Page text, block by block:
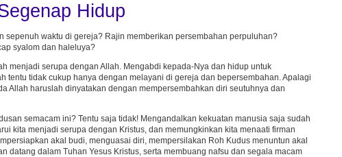
Hidup
waktu di gereja? Rajin memberikan persembahan perpuluhan?
syalom dan haleluya?
menjadi serupa dengan Allah. Mengabdi kepada-Nya dan hidup untuk
tidak cukup hanya dengan melayani di gereja dan bepersembahan. Apalagi
Allah haruslah dinyatakan dengan mempersembahkan diri seutuhnya dan
semacam ini? Tentu saja tidak! Mengandalkan kekuatan manusia saja sudah
kita menjadi serupa dengan Kristus, dan memungkinkan kita menaati firman
akal budi, menguasai diri, mempersilakan Roh Kudus menuntun akal
dalam Tuhan Yesus Kristus, serta membuang nafsu dan segala macam